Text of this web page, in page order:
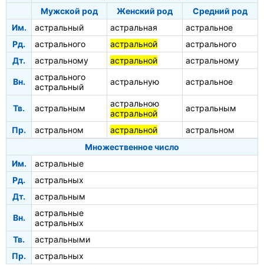
Мужской род
Женский род
Средний род
Им.
астральный астральная
астральное
Рд.
астрального астральной
астрального
Дт.
астральному астральной астральному
Вн.
астрального
астральный
астральную астральное
Тв. астральным
астральною
астральной
астральным
Пр. астральном астральной
астральном
Множественное число
Им.
астральные
Рд.
астральных
Дт.
астральным
Вн.
астральные
астральных
Тв.
астральными
Пр.
астральных